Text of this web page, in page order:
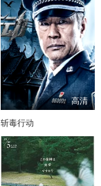
高清
斩毒行动